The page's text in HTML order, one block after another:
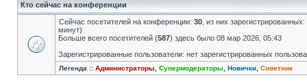
Кто сейчас на конференции
Сейчас посетителей на конференции: 30 , из них
минут)
Больше всего посетителей (587) здесь было 08 мар 2026, 05:43
Зарегистрированные пользователи: нет зарегистрированных
Легенда :: Администраторы Супермодераторы Новички Советник